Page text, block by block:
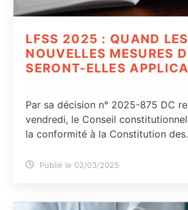
LFSS 2025 : QUAND LES
NOUVELLES MESURES
SERONT-ELLES
Par sa décision n° 2025-875 DC
vendredi, le Conseil
la conformité à la Constitution
Publié le 02/03/2025